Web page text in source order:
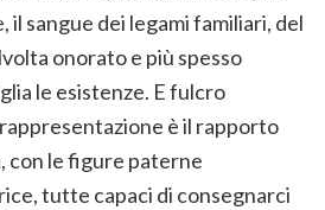
il sangue dei legami familiari, del
onorato e più spesso
le esistenze. E fulcro
è il rapporto
con le figure paterne
tutte capaci di consegnarci